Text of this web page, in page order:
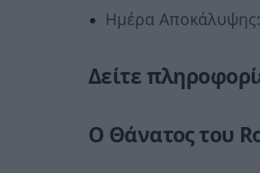
Ημέρα
Δείτε
Ο Θάνατοςτου